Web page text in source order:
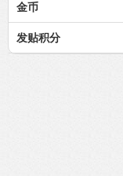
金币
发贴积分